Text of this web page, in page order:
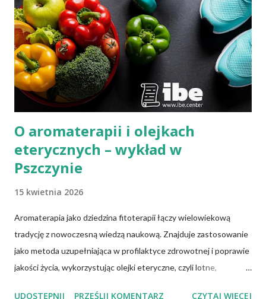
O aromaterapii i olejkach
eterycznych – wykład w
Pszczynie
15 kwietnia 2026
Aromaterapia jako dziedzina fitoterapii łączy wielowiekową
tradycję z nowoczesną wiedzą naukową. Znajduje zastosowanie
jako metoda uzupełniająca w profilaktyce zdrowotnej i poprawie
jakości życia, wykorzystując olejki eteryczne, czyli lotne,
UDOSTĘPNIJ PRZEŚLIJ KOMENTARZ CZYTAJ WIĘCEJ